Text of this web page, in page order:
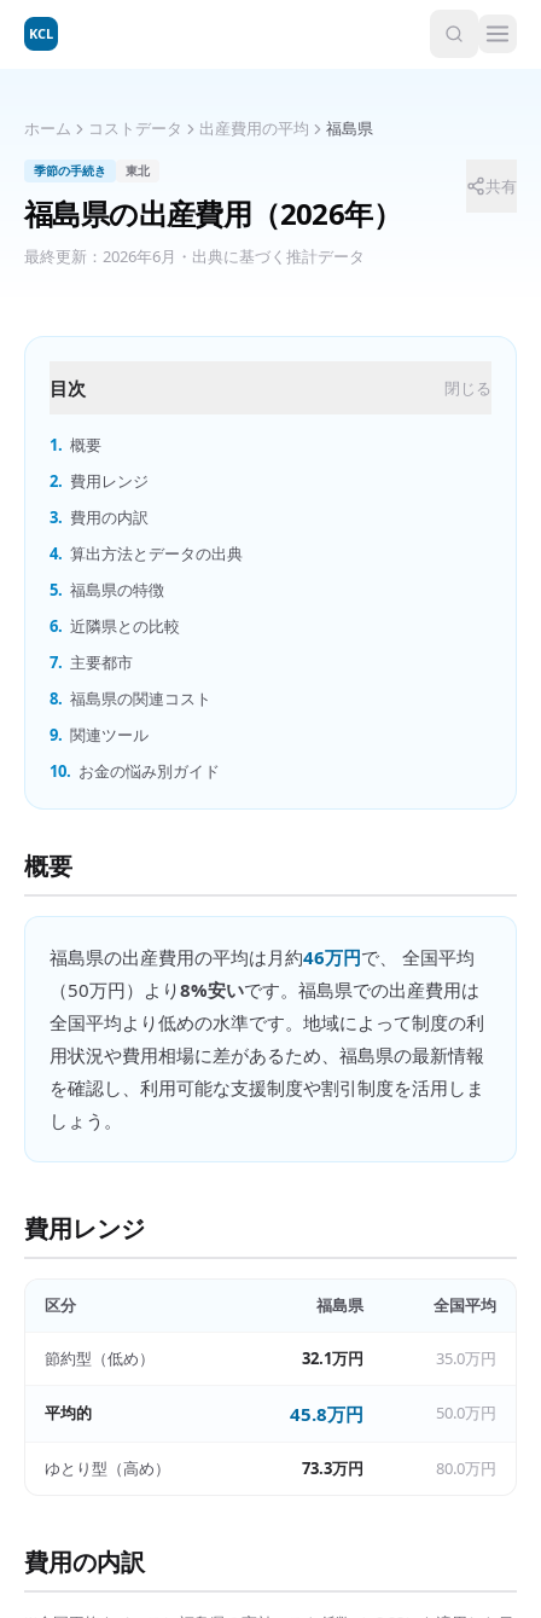
KCL
ホーム コストデータ 出産費用の平均 福島県
季節の手続き 東北
福島県の出産費用 （2026年）
最終更新： 2026年6月 ・出典に基づく推計データ
共有
目次 閉じる
1. 概要
2. 費用レンジ
3. 費用の内訳
4. 算出方法とデータの出典
5. 福島県の特徴
6. 近隣県との比較
7. 主要都市
8. 福島県の関連コスト
9. 関連ツール
10. お金の悩み別ガイド
概要
福島県の出産費用の平均は月約46万円で、 全国平均
（50万円）より8%安いです。 福島県での出産費用は
全国平均より低めの水準です。地域によって制度の利
用状況や費用相場に差があるため、福島県の最新情報
を確認し、利用可能な支援制度や割引制度を活用しま
しょう。
費用レンジ
区分 福島県 全国平均
節約型（低め） 32.1万円 35.0万円
平均的 45.8万円 50.0万円
ゆとり型（高め） 73.3万円 80.0万円
費用の内訳